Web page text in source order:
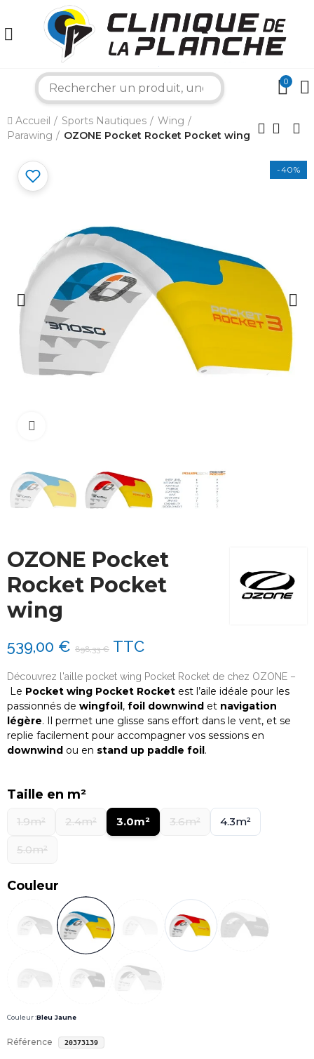
0
Accueil Sports Nautiques
Wing
Parawing
OZONE Pocket Rocket Pocket wing
-40%
OZONE Pocket
Rocket Pocket
wing
539,00 € 898,33 € TTC
Découvrez l'aille pocket wing Pocket Rocket de chez OZONE –
Le Pocket wing Pocket Rocket est l’aile idéale pour les
passionnés de wingfoil , foil downwind et navigation
légère. Il permet une glisse sans effort dans le vent, et se
replie facilement pour accompagner vos sessions en
downwind ou en stand up paddle foil .
Taille en m²
1.9m² 2.4m² 3.0m² 3.6m² 4.3m²
5.0m²
Couleur
Couleur :Bleu Jaune
Référence 20373139